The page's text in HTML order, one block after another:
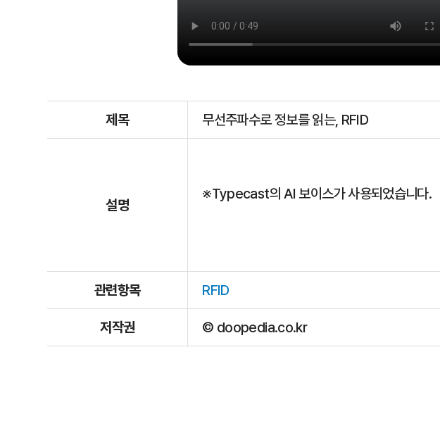
제목 무선주파수로 정보를 읽는, RFID
설명
※Typecast의 AI 보이스가 사용되었습니다.
관련항목 RFID
저작권 © doopedia.co.kr